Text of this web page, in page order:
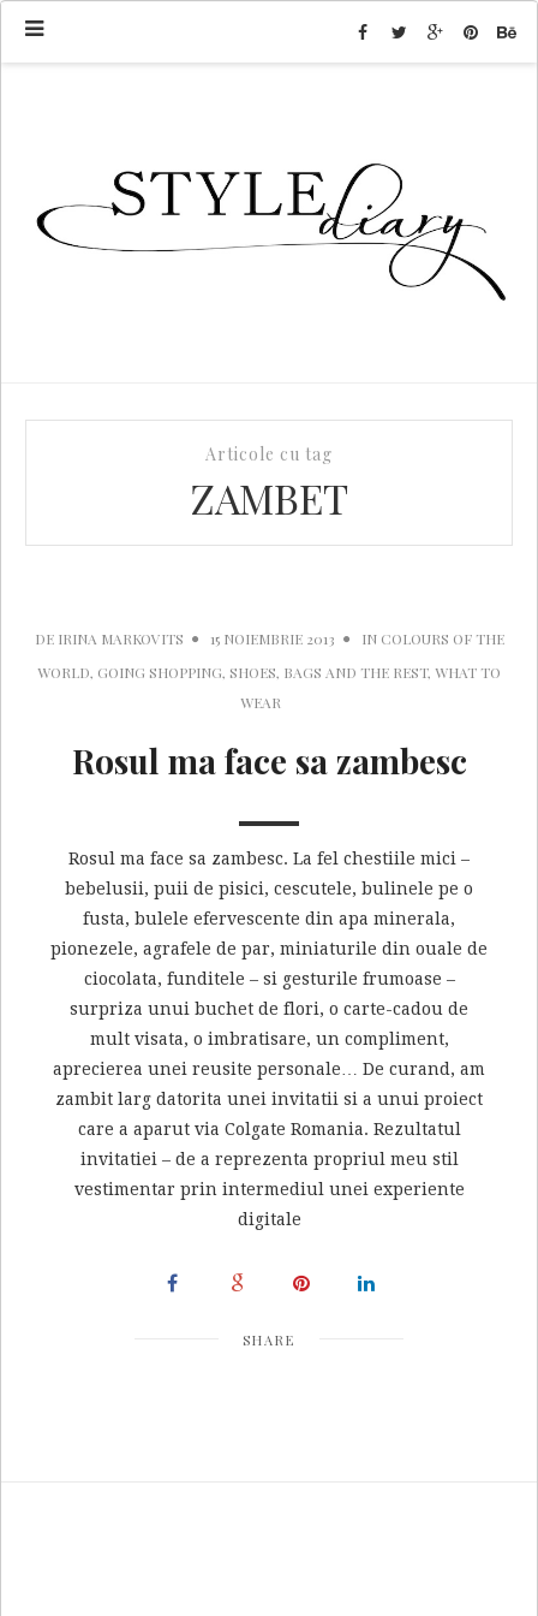
Articole cu tag
ZAMBET
DE IRINA MARKOVITS 15 NOIEMBRIE 2013 IN COLOURS OF THE
WORLD, GOING SHOPPING, SHOES, BAGS AND THE REST, WHAT TO
WEAR
Rosul ma face sa zambesc
Rosul ma face sa zambesc. La fel chestiile mici –
bebelusii, puii de pisici, cescutele, bulinele pe o
fusta, bulele efervescente din apa minerala,
pionezele, agrafele de par, miniaturile din ouale de
ciocolata, funditele – si gesturile frumoase –
surpriza unui buchet de flori, o carte-cadou de
mult visata, o imbratisare, un compliment,
aprecierea unei reusite personale… De curand, am
zambit larg datorita unei invitatii si a unui proiect
care a aparut via Colgate Romania. Rezultatul
invitatiei – de a reprezenta propriul meu stil
vestimentar prin intermediul unei experiente
digitale
SHARE